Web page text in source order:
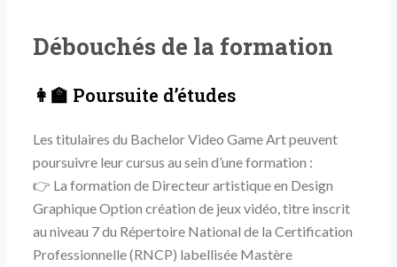
Débouchés de la formation
👩‍🏫 Poursuite d’études
Les titulaires du Bachelor Video Game Art peuvent
poursuivre leur cursus au sein d’une formation :
👉 La formation de Directeur artistique en Design
Graphique Option création de jeux vidéo, titre inscrit
au niveau 7 du Répertoire National de la Certification
Professionnelle (RNCP) labellisée Mastère